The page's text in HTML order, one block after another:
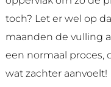
toch? Let er wel op
maanden de vulling
een normaal proces,
wat zachter aanvoelt!